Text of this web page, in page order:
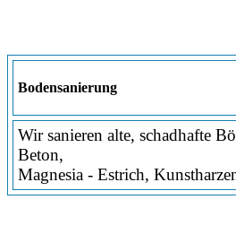
Bodensanierung
Wir sanieren alte, schadhafte
Beton,
Magnesia - Estrich,